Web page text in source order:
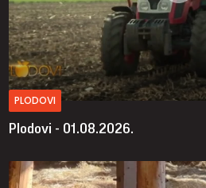
PLODOVI
Plodovi - 01.08.2026.